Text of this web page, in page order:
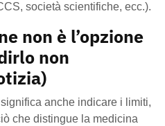
società scientifiche, ecc.).
non è l’opzione
non
anche indicare i limiti,
che distingue la medicina